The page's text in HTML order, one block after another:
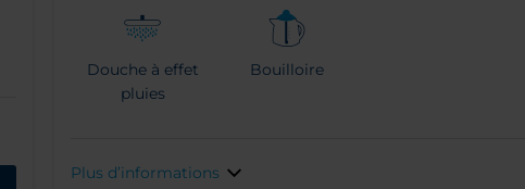
Douche à effet
pluies
Bouilloire
Plus d’informations